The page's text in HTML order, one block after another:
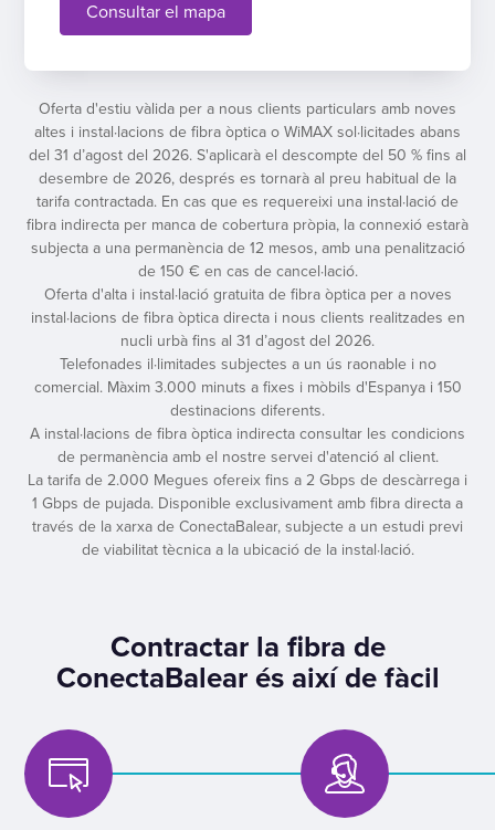
Consultar el mapa
Oferta d'estiu vàlida per a nous clients particulars amb noves
altes i instal·lacions de fibra òptica o WiMAX sol·licitades abans
del 31 d’agost del 2026. S'aplicarà el descompte del 50 % fins al
desembre de 2026, després es tornarà al preu habitual de la
tarifa contractada. En cas que es requereixi una instal·lació de
fibra indirecta per manca de cobertura pròpia, la connexió estarà
subjecta a una permanència de 12 mesos, amb una penalització
de 150 € en cas de cancel·lació.
Oferta d'alta i instal·lació gratuita de fibra òptica per a noves
instal·lacions de fibra òptica directa i nous clients realitzades en
nucli urbà fins al 31 d’agost del 2026.
Telefonades il·limitades subjectes a un ús raonable i no
comercial. Màxim 3.000 minuts a fixes i mòbils d'Espanya i 150
destinacions diferents.
A instal·lacions de fibra òptica indirecta consultar les condicions
de permanència amb el nostre servei d'atenció al client.
La tarifa de 2.000 Megues ofereix fins a 2 Gbps de descàrrega i
1 Gbps de pujada. Disponible exclusivament amb fibra directa a
través de la xarxa de ConectaBalear, subjecte a un estudi previ
de viabilitat tècnica a la ubicació de la instal·lació.
Contractar la fibra de
ConectaBalear és així de fàcil